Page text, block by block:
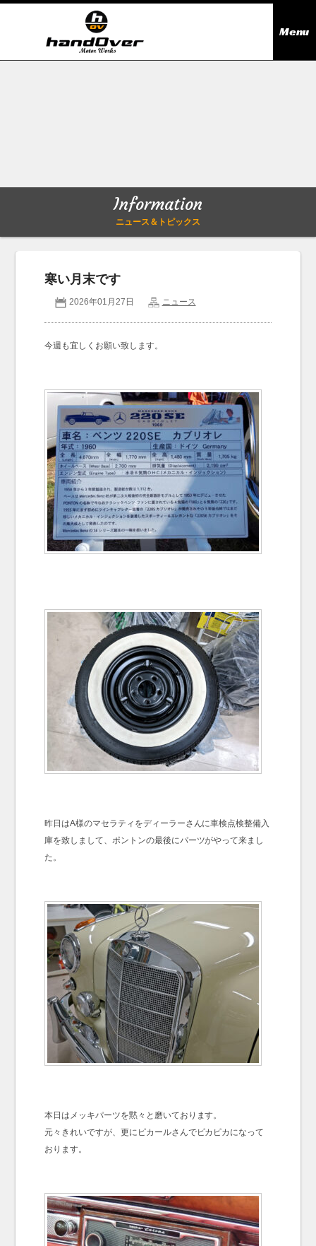
Menu
Company outline
会社概要
アクセス
お問い合わせ
Information
ニュース＆トピックス
寒い月末です
2026年01月27日 ニュース
今週も宜しくお願い致します。
昨日はA様のマセラティをディーラーさんに車検点検整備入
庫を致しまして、ポントンの最後にパーツがやって来まし
た。
本日はメッキパーツを黙々と磨いております。
元々きれいですが、更にピカールさんでピカピカになって
おります。